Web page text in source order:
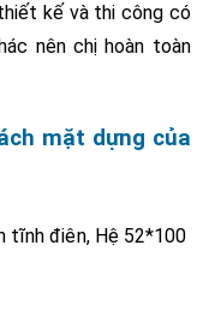
kế và thi công có
nên chị hoàn toàn
mặt dựng của
tĩnh điên, Hệ 52*100